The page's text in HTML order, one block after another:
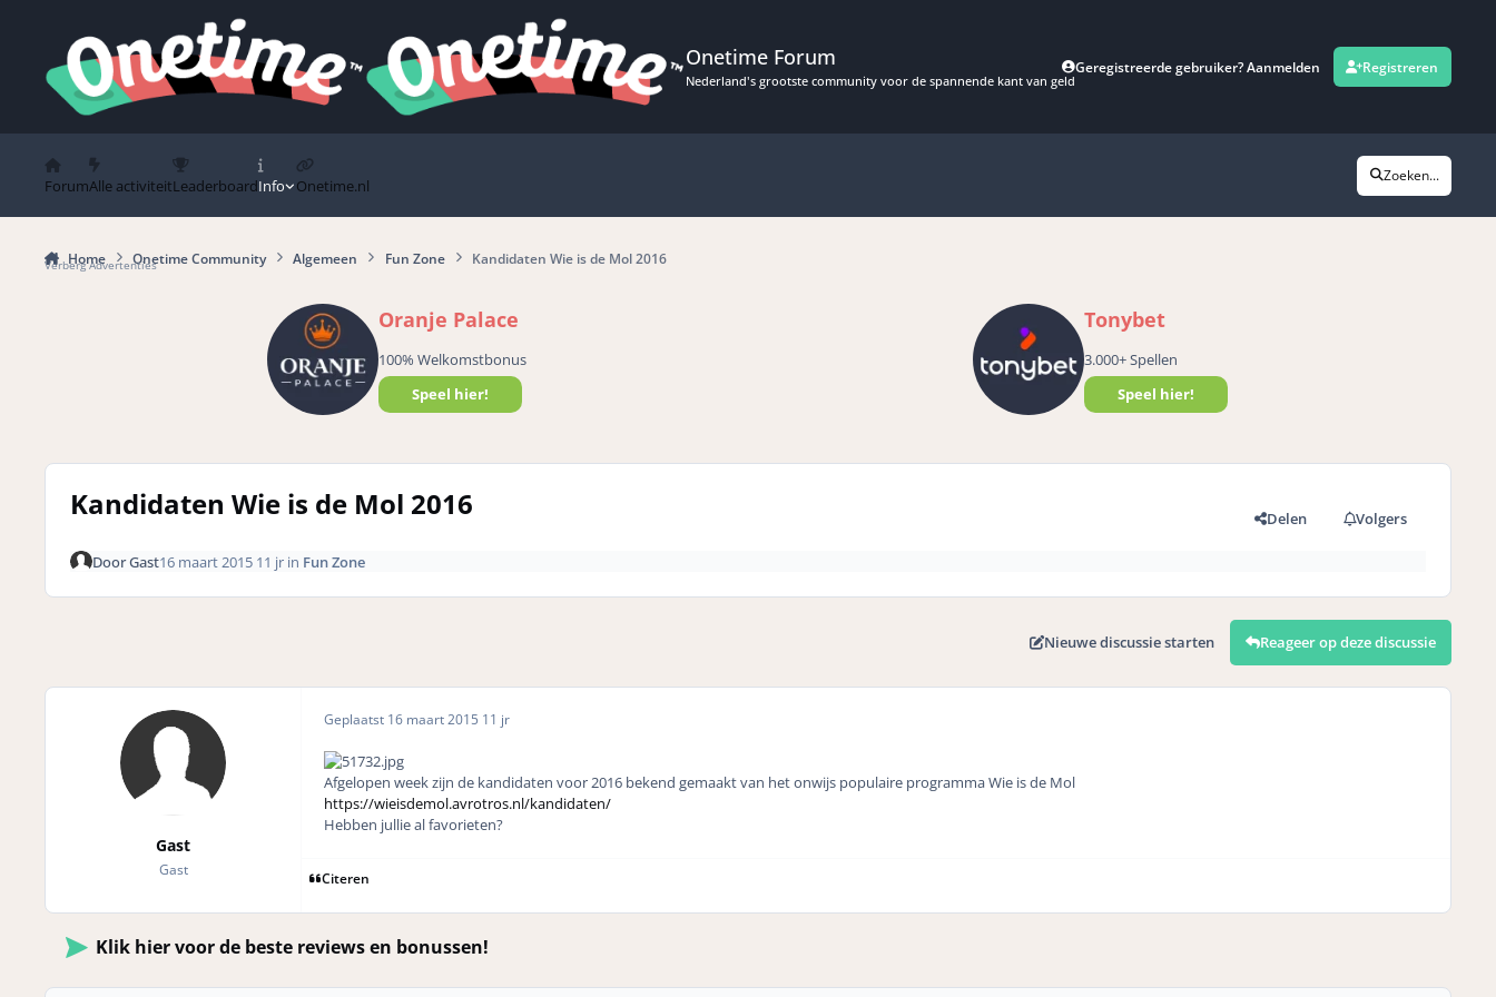
Onetime Forum
Nederland's grootste community voor de spannende kant van geld
Geregistreerde gebruiker? Aanmelden Registreren
ForumAlle activiteitLeaderboardInfo Onetime.nl
Zoeken...
Home Onetime Community Algemeen Fun Zone Kandidaten Wie is de Mol 2016
Verberg Advertenties
Oranje Palace
100% Welkomstbonus
Speel hier!
Tonybet
3.000+ Spellen
Speel hier!
Kandidaten Wie is de Mol 2016 Delen Volgers
DoorGast16 maart 2015 11 jrin Fun Zone
Nieuwe discussie starten Reageer op deze discussie
Gast
Gast
Geplaatst 16 maart 2015 11 jr
Afgelopen week zijn de kandidaten voor 2016 bekend gemaakt van het onwijs populaire programma Wie is de Mol
https://wieisdemol.avrotros.nl/kandidaten/
Hebben jullie al favorieten?
Citeren
Klik hier voor de beste reviews en bonussen!